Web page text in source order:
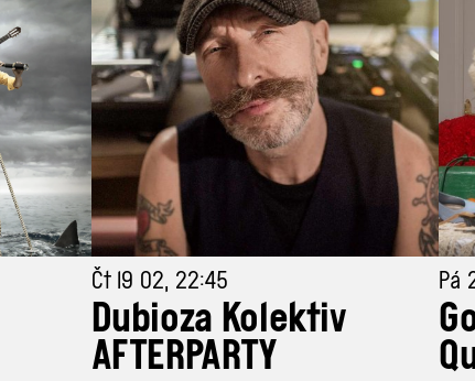
Čt 19 02, 22:45
Dubioza Kolektiv
AFTERPARTY
Pá